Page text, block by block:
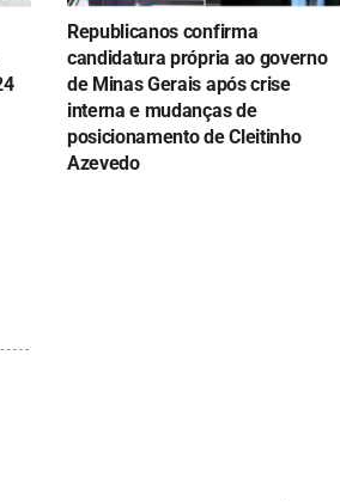
Republicanos confirma
candidatura própria ao governo
de Minas Gerais após crise
interna e mudanças de
posicionamento de Cleitinho
Azevedo